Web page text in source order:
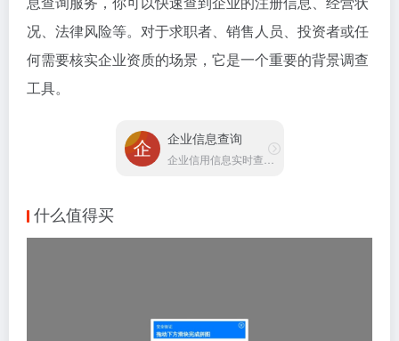
况、法律风险等。对于求职者、销售人员、投资者或任
何需要核实企业资质的场景，它是一个重要的背景调查
工具。
企业信息查询
企业信用信息实时查询平台
什么值得买